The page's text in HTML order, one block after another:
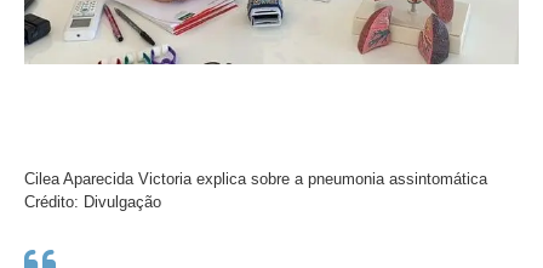
Cilea Aparecida Victoria explica sobre a pneumonia assintomática
Crédito: Divulgação